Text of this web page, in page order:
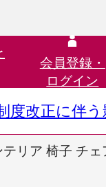
会員登録・
ログイン
度改正に伴
テリア 椅子 チ